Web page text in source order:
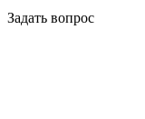
Задать вопрос